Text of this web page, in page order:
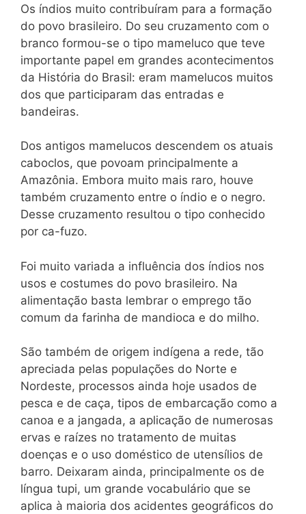
Os índios muito contribuíram para a formação
do povo brasileiro. Do seu cruzamento com o
branco formou-se o tipo mameluco que teve
importante papel em grandes acontecimentos
da História do Brasil: eram mamelucos muitos
dos que participaram das entradas e
bandeiras.
Dos antigos mamelucos descendem os atuais
caboclos, que povoam principalmente a
Amazônia. Embora muito mais raro, houve
também cruzamento entre o índio e o negro.
Desse cruzamento resultou o tipo conhecido
por ca-fuzo.
Foi muito variada a influência dos índios nos
usos e costumes do povo brasileiro. Na
alimentação basta lembrar o emprego tão
comum da farinha de mandioca e do milho.
São também de origem indígena a rede, tão
apreciada pelas populações do Norte e
Nordeste, processos ainda hoje usados de
pesca e de caça, tipos de embarcação como a
canoa e a jangada, a aplicação de numerosas
ervas e raízes no tratamento de muitas
doenças e o uso doméstico de utensílios de
barro. Deixaram ainda, principalmente os de
língua tupi, um grande vocabulário que se
aplica à maioria dos acidentes geográficos do